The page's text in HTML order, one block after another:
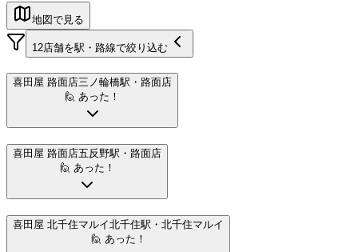
地図で見る
12店舗を駅・路線で絞り込む
喜田屋 路面店三ノ輪橋駅 ・路面店
🙋 あった！
喜田屋 路面店五反野駅 ・路面店
🙋 あった！
喜田屋 北千住マルイ北千住駅 ・北千住マルイ
🙋 あった！